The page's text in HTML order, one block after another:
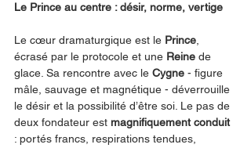
Le Prince au centre : désir, norme, vertige
Le cœur dramaturgique est le Prince
écrasé par le protocole et une Reine de
glace. Sa rencontre avec le Cygne - figure
mâle, sauvage et magnétique - déverrouille
le désir et la possibilité d’être soi. Le pas de
deux fondateur est magnifiquement conduit
: portés francs, respirations tendues,